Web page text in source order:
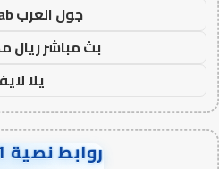
جول العرب goalarab
بث مباشر ريال
يلا
روابط نصية AA32801